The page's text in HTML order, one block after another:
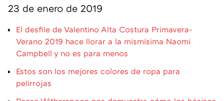
23 de enero de 2019
El desfile de Valentino Alta Costura Primavera-
Verano 2019 hace llorar a la mismísima Naomi
Campbell y no es para menos
Estos son los mejores colores de ropa para
pelirrojas